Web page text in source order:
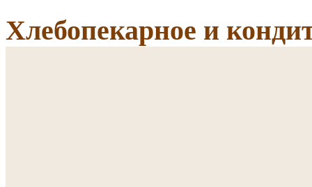
Хлебопекарное и